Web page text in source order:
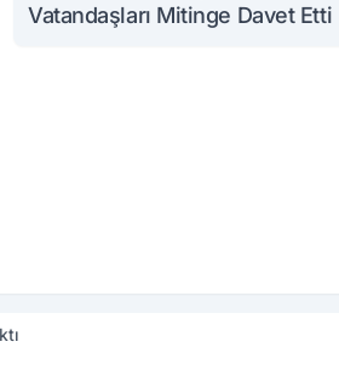
Vatandaşları Mitinge Davet Etti